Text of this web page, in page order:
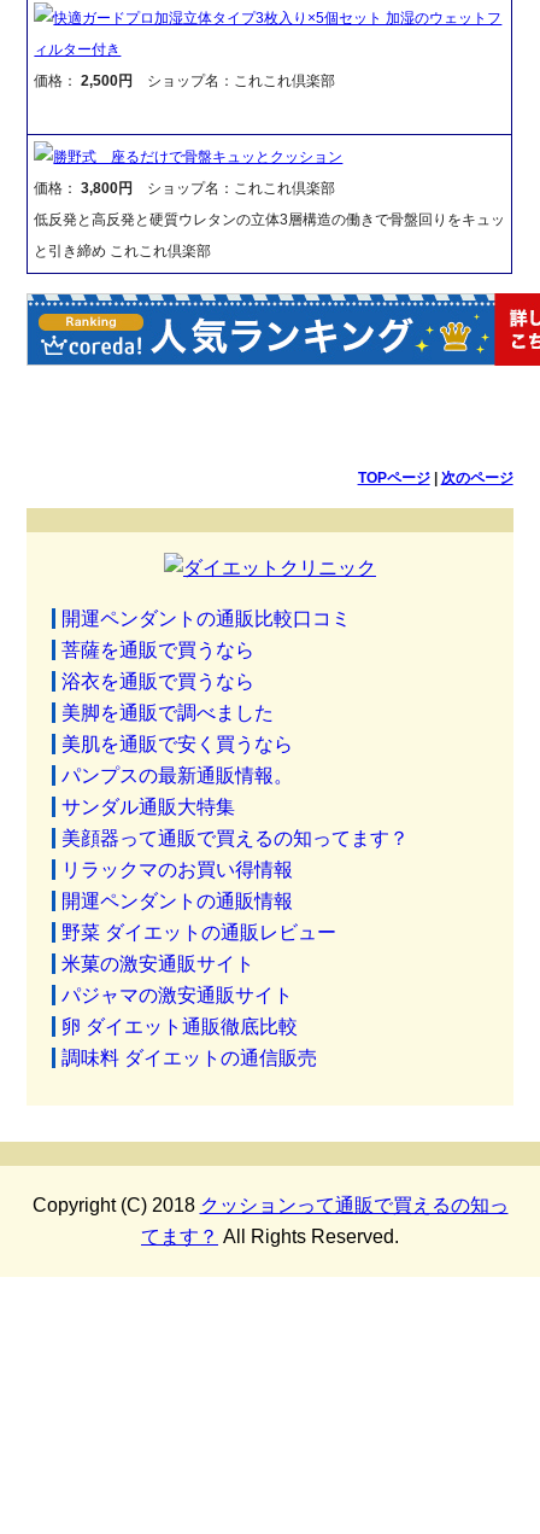
快適ガードプロ加湿立体タイプ3枚入り×5個セット 加湿のウェットフ
ィルター付き
価格：2,500円 ショップ名：これこれ倶楽部
勝野式 座るだけで骨盤キュッとクッション
価格：3,800円
ショップ名：これこれ倶楽部
低反発と高反発と硬質ウレタンの立体3層構造の働きで骨盤回りをキュッ
と引き締め これこれ倶楽部
TOPページ| 次のページ
開運ペンダントの通販比較口コミ
菩薩を通販で買うなら
浴衣を通販で買うなら
美脚を通販で調べました
美肌を通販で安く買うなら
パンプスの最新通販情報。
サンダル通販大特集
美顔器って通販で買えるの知ってます？
リラックマのお買い得情報
開運ペンダントの通販情報
野菜 ダイエットの通販レビュー
米菓の激安通販サイト
パジャマの激安通販サイト
卵 ダイエット通販徹底比較
調味料 ダイエットの通信販売
Copyright (C) 2018 クッションって通販で買えるの知っ
てます？ All Rights Reserved.